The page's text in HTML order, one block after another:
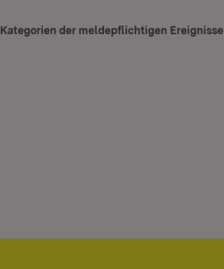
Kategorien der meldepflichtigen Ereignisse